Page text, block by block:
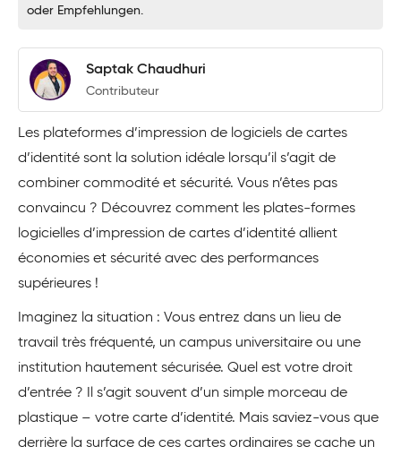
oder Empfehlungen.
Saptak Chaudhuri
Contributeur
Les plateformes d’impression de logiciels de cartes
d’identité sont la solution idéale lorsqu’il s’agit de
combiner commodité et sécurité. Vous n’êtes pas
convaincu ? Découvrez comment les plates-formes
logicielles d’impression de cartes d’identité allient
économies et sécurité avec des performances
supérieures !
Imaginez la situation : Vous entrez dans un lieu de
travail très fréquenté, un campus universitaire ou une
institution hautement sécurisée. Quel est votre droit
d’entrée ? Il s’agit souvent d’un simple morceau de
plastique – votre carte d’identité. Mais saviez-vous que
derrière la surface de ces cartes ordinaires se cache un